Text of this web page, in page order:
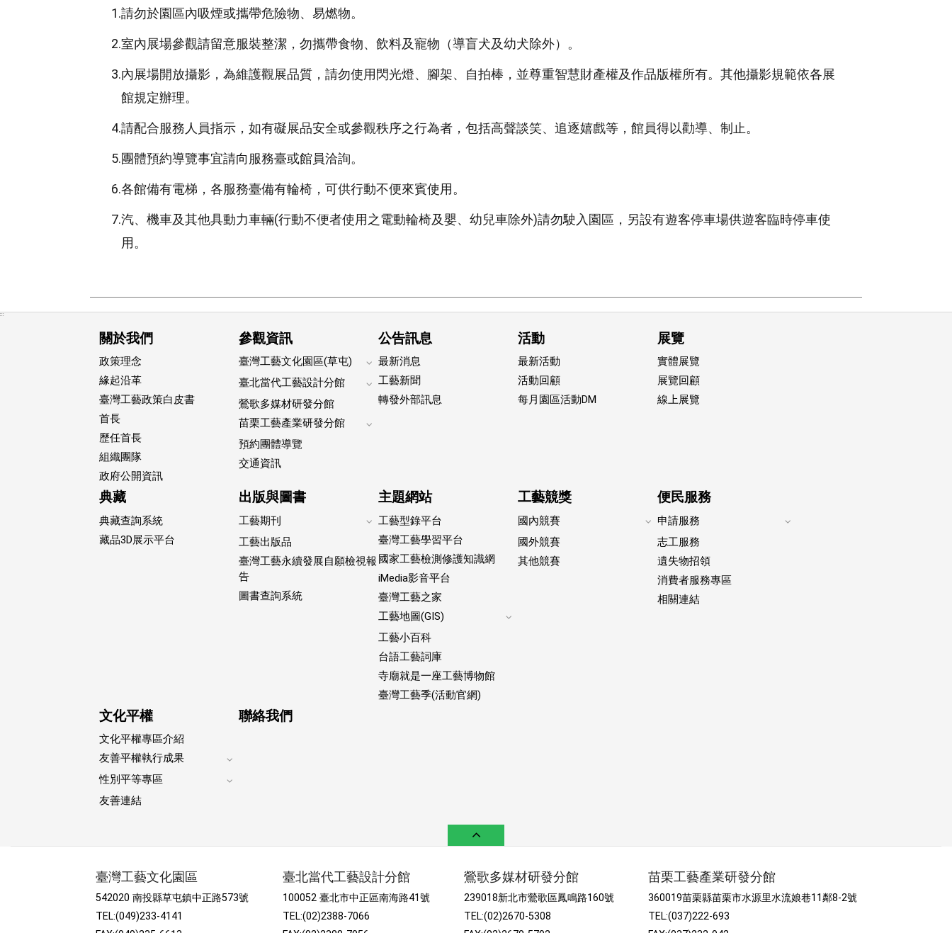
1.請勿於園區內吸煙或攜帶危險物、易燃物。
2.室內展場參觀請留意服裝整潔，勿攜帶食物、飲料及寵物（導盲犬及幼犬除外）。
3.內展場開放攝影，為維護觀展品質，請勿使用閃光燈、腳架、自拍棒，並尊重智慧財產權及作品版權所有。其他攝影規範依各展
館規定辦理。
4.請配合服務人員指示，如有礙展品安全或參觀秩序之行為者，包括高聲談笑、追逐嬉戲等，館員得以勸導、制止。
5.團體預約導覽事宜請向服務臺或館員洽詢。
6.各館備有電梯，各服務臺備有輪椅，可供行動不便來賓使用。
7.汽、機車及其他具動力車輛(行動不便者使用之電動輪椅及嬰、幼兒車除外)請勿駛入園區，另設有遊客停車場供遊客臨時停車使
用。
:::
關於我們
政策理念
緣起沿革
臺灣工藝政策白皮書
首長
歷任首長
組織團隊
政府公開資訊
參觀資訊
臺灣工藝文化園區(草屯)
Expand
footer
submenu
臺北當代工藝設計分館
footer
submenu
鶯歌多媒材研發分館
苗栗工藝產業研發分館
預約團體導覽
交通資訊
公告訊息
最新消息
工藝新聞
轉發外部訊息
活動
最新活動
活動回顧
每月園區活動DM
展覽
實體展覽
展覽回顧
線上展覽
典藏
典藏查詢系統
藏品3D展示平台
出版與圖書
工藝期刊
Expand
footer
submenu
工藝出版品
臺灣工藝永續發展自願檢視報
告
圖書查詢系統
主題網站
工藝型錄平台
臺灣工藝學習平台
國家工藝檢測修護知識網
iMedia影音平台
臺灣工藝之家
工藝地圖(GIS)
工藝小百科
台語工藝詞庫
寺廟就是一座工藝博物館
臺灣工藝季(活動官網)
工藝競獎
國內競賽
Expand
footer
submenu
國外競賽
其他競賽
便民服務
申請服務
志工服務
遺失物招領
消費者服務專區
相關連結
文化平權
文化平權專區介紹
友善平權執行成果
footer
性別平等專區
友善連結
聯絡我們
臺灣工藝文化園區
542020 南投縣草屯鎮中正路573號
TEL:(049)233-4141
臺北當代工藝設計分館
100052 臺北市中正區南海路41號
TEL:(02)2388-7066
鶯歌多媒材研發分館
239018新北市鶯歌區鳳鳴路160號
TEL:(02)2670-5308
苗栗工藝產業研發分館
360019苗栗縣苗栗市水源里水流娘巷11鄰8-2號
TEL:(037)222-693